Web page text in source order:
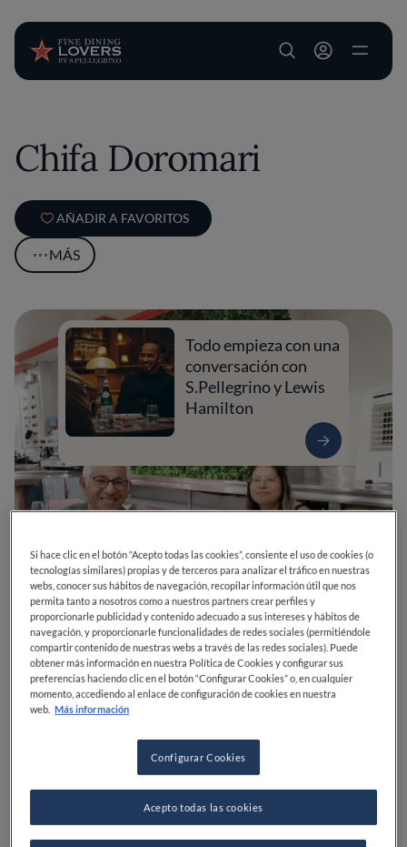
User account
Chifa Doromari
AÑADIR A FAVORITOS
MÁS
0 0 0 0 0
Todo empieza con una
conversación con
S.Pellegrino y Lewis
Hamilton
VER HORARIOS
Si hace clic en el botón “Acepto todas las cookies”, consiente el uso de cookies (o
tecnologías similares) propias y de terceros para analizar el tráfico en nuestras
webs, conocer sus hábitos de navegación, recopilar información útil que nos
permita tanto a nosotros como a nuestros partners crear perfiles y
proporcionarle publicidad y contenido adecuado a sus intereses y hábitos de
navegación, y proporcionarle funcionalidades de redes sociales (permitiéndole
compartir contenido de nuestras webs a través de las redes sociales). Puede
obtener más información en nuestra Política de Cookies y configurar sus
preferencias haciendo clic en el botón “Configurar Cookies” o, en cualquier
momento, accediendo al enlace de configuración de cookies en nuestra
web. Más información
Configurar Cookies
Acepto todas las cookies